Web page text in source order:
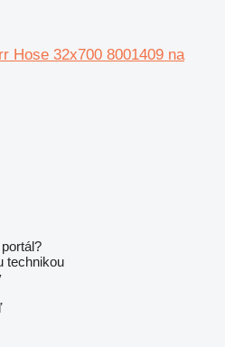
Hose 32x700 8001409 na
technikou